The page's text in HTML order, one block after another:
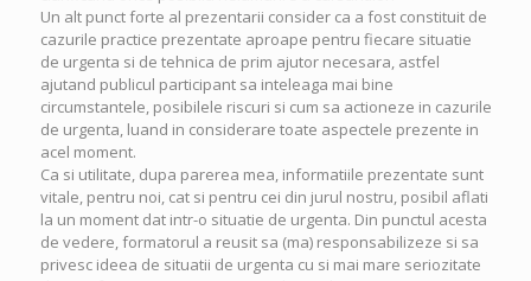
Un alt punct forte al prezentarii consider ca a fost constituit de
cazurile practice prezentate aproape pentru fiecare situatie
de urgenta si de tehnica de prim ajutor necesara, astfel
ajutand publicul participant sa inteleaga mai bine
circumstantele, posibilele riscuri si cum sa actioneze in cazurile
de urgenta, luand in considerare toate aspectele prezente in
acel moment.
Ca si utilitate, dupa parerea mea, informatiile prezentate sunt
vitale, pentru noi, cat si pentru cei din jurul nostru, posibil aflati
la un moment dat intr-o situatie de urgenta. Din punctul acesta
de vedere, formatorul a reusit sa (ma) responsabilizeze si sa
privesc ideea de situatii de urgenta cu si mai mare seriozitate